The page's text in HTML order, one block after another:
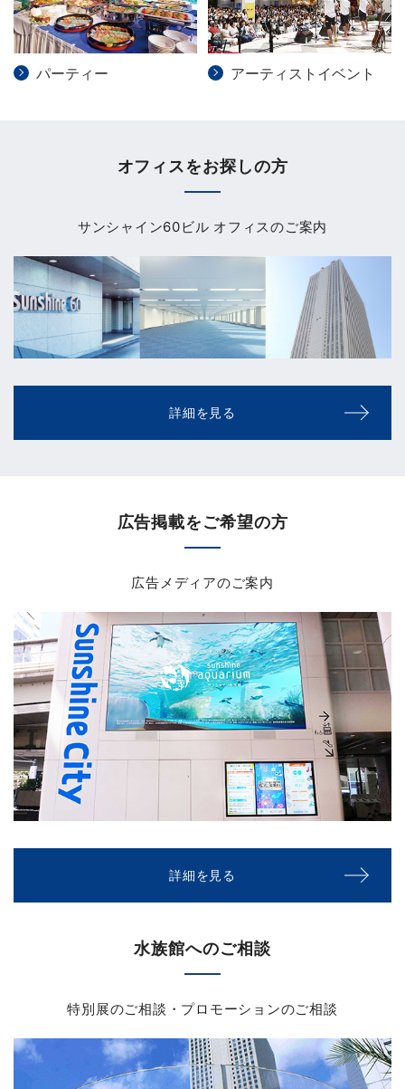
パーティー アーティストイベント
オフィスをお探しの方
サンシャイン60ビル オフィスのご案内
詳細を見る
広告掲載をご希望の方
広告メディアのご案内
詳細を見る
水族館へのご相談
特別展のご相談・プロモーションのご相談